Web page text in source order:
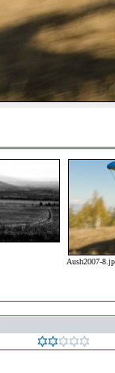
Aush2007-